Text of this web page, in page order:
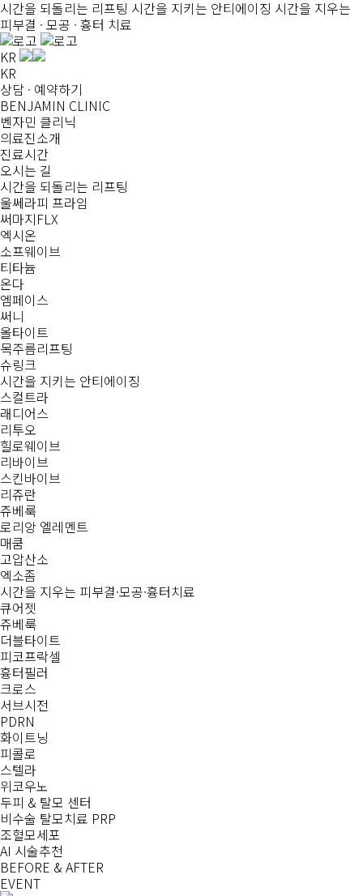
시간을 되돌리는 리프팅 시간을 지키는 안티에이징 시간을 지우는
피부결 · 모공 · 흉터 치료
KR
KR
상담 · 예약하기
BENJAMIN CLINIC
벤자민 클리닉
의료진소개
진료시간
오시는 길
시간을 되돌리는 리프팅
울쎄라피 프라임
써마지FLX
엑시온
소프웨이브
티타늄
온다
엠페이스
써니
올타이트
목주름리프팅
슈링크
시간을 지키는 안티에이징
스컬트라
래디어스
리투오
힐로웨이브
리바이브
스킨바이브
리쥬란
쥬베룩
로리앙 엘레멘트
매쿰
고압산소
엑소좀
시간을 지우는 피부결·모공·흉터치료
큐어젯
쥬베룩
더블타이트
피코프락셀
흉터필러
크로스
서브시전
PDRN
화이트닝
피콜로
스텔라
위코우노
두피 & 탈모 센터
비수술 탈모치료 PRP
조혈모세포
AI 시술추천
BEFORE & AFTER
EVENT